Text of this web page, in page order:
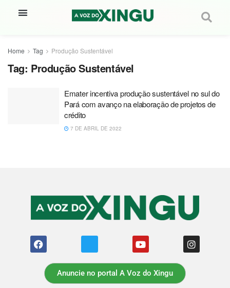
Home Tag Produção Sustentável
Tag: Produção Sustentável
Emater incentiva produção sustentável no sul do
Pará com avanço na elaboração de projetos de
crédito
7 DE ABRIL DE 2022
Anuncie no portal A Voz do Xingu